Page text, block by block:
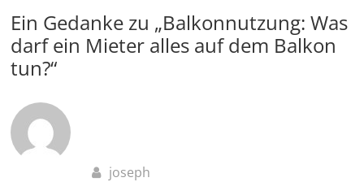
Ein Gedanke zu „Balkonnutzung: Was
darf ein Mieter alles auf dem Balkon
tun?“
joseph